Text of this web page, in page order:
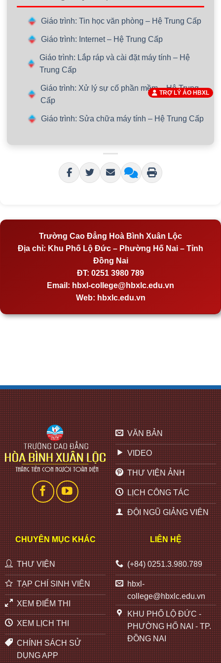
Giáo trình: Tin học văn phòng – Hệ Trung Cấp
Giáo trình: Internet – Hệ Trung Cấp
Giáo trình: Lắp ráp và cài đặt máy tính – Hệ
Trung Cấp
Giáo trình: Xử lý sự cố phần mềm – Hệ Trung
Cấp
Giáo trình: Sửa chữa máy tính – Hệ Trung Cấp
Trường Cao Đẳng Hoà Bình Xuân Lộc
Địa chỉ: Khu Phố Lộ Đức – Phường Hố Nai – Tỉnh
Đồng Nai
ĐT: 0251 3980 789
Email: hbxl-college@hbxlc.edu.vn
Web: hbxlc.edu.vn
VĂN BẢN
VIDEO
THƯ VIỆN ẢNH
LỊCH CÔNG TÁC
ĐỘI NGŨ GIẢNG VIÊN
CHUYÊN MỤC KHÁC
THƯ VIỆN
TẠP CHÍ SINH VIÊN
XEM ĐIỂM THI
XEM LỊCH THI
CHÍNH SÁCH SỬ
DỤNG APP
LIÊN HỆ
(+84) 0251.3.980.789
hbxl-
college@hbxlc.edu.vn
KHU PHỐ LỘ ĐỨC -
PHƯỜNG HỐ NAI - TP.
ĐỒNG NAI
TRỢ LÝ ẢO HBXL